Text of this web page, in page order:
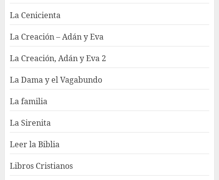
La Cenicienta
La Creación – Adán y Eva
La Creación, Adán y Eva 2
La Dama y el Vagabundo
La familia
La Sirenita
Leer la Biblia
Libros Cristianos